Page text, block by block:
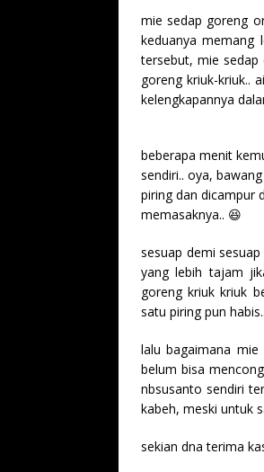
mie sedap goreng
keduanya memang
tersebut, mie sedap
goreng kriuk-kriuk..
kelengkapannya
beberapa menit
sendiri.. oya,
piring dan dicampur
memasaknya.. 😆
sesuap demi
yang lebih tajam
goreng kriuk kriuk
satu piring pun habis..
lalu bagaimana
belum bisa
nbsusanto sendiri
kabeh, meski untuk
sekian dna terima